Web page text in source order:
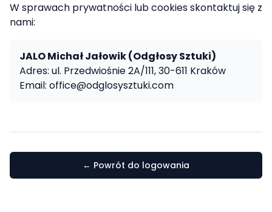
W sprawach prywatności lub cookies skontaktuj się z
nami:
JALO Michał Jałowik (Odgłosy Sztuki)
Adres: ul. Przedwiośnie 2A/111, 30-611 Kraków
Email: office@odglosysztuki.com
← Powrót do logowania